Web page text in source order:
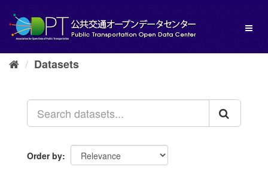
content
Datasets
Order by